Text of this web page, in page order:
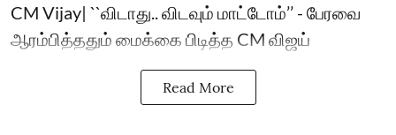
CM Vijay| ``விடாது.. விடவும் மாட்டோம்’’ - பேரவை
ஆரம்பித்ததும் மைக்கை பிடித்த CM விஜய்
Read More